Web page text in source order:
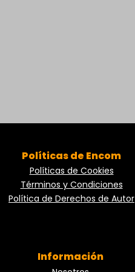
Políticas de Encom
Políticas de Cookies
Términos y Condiciones
Política de Derechos de Autor
Información